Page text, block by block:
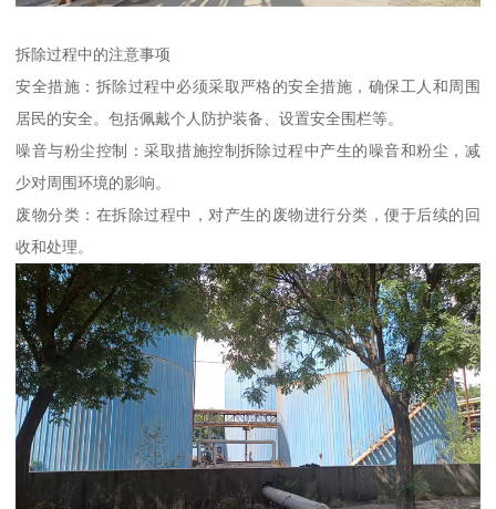
拆除过程中的注意事项
安全措施：拆除过程中必须采取严格的安全措施，确保工人和周围
居民的安全。包括佩戴个人防护装备、设置安全围栏等。
噪音与粉尘控制：采取措施控制拆除过程中产生的噪音和粉尘，减
少对周围环境的影响。
废物分类：在拆除过程中，对产生的废物进行分类，便于后续的回
收和处理。